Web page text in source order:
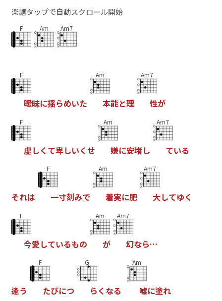
楽譜タップで自動スクロール開始
F Am Am7
F
曖昧に揺らめいた
Am
本能と理
Am7
性が
F
虚しく て卑しいくせ
Am
嫌に安堵し
Am7
ている
それは
F
一寸刻みで
Am
着実に肥
Am7
大してゆく
F
今愛しているもの
Am
が
Am7
幻なら…
逢う
F
たびにつ
G
ら く なる
Am
嘘に塗れ